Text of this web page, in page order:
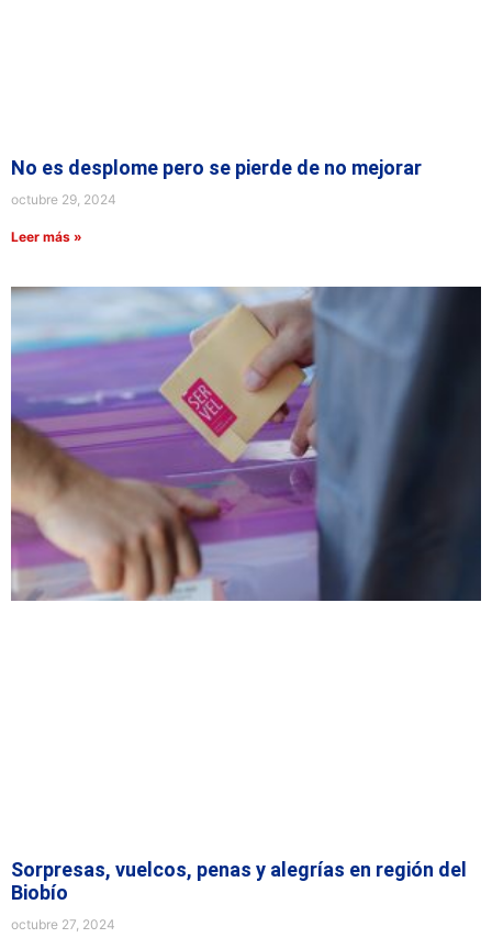
No es desplome pero se pierde de no mejorar
octubre 29, 2024
Leer más »
Sorpresas, vuelcos, penas y alegrías en región del
Biobío
octubre 27, 2024